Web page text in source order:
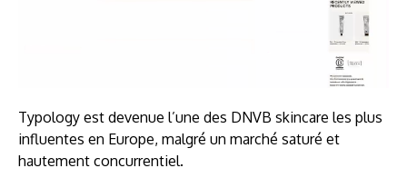
Typology est devenue l’une des DNVB skincare les plus
influentes en Europe, malgré un marché saturé et
hautement concurrentiel.